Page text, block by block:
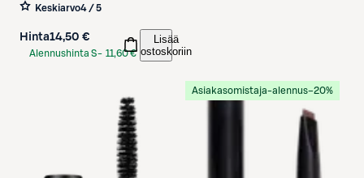
Keskiarvo4 / 5
Hinta14,50 €
Alennushinta S- 11,60 €
Lisää
ostoskoriin
Asiakasomistaja-alennus−20%